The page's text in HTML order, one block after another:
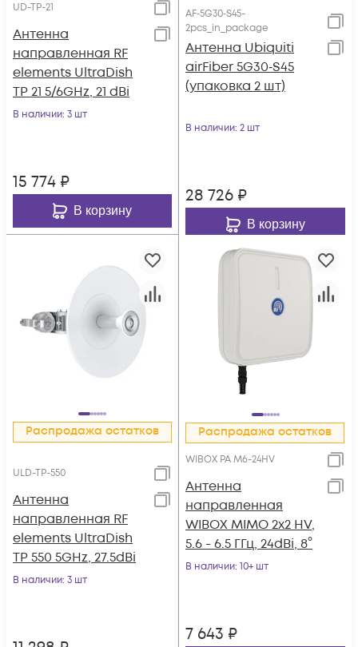
UD-TP-21
Антенна
направленная RF
elements UltraDish
TP 21 5/6GHz, 21 dBi
В наличии: 3 шт
15 774 ₽
В корзину
AF‑5G30‑S45-
2pcs_in_package
Антенна Ubiquiti
airFiber 5G30‑S45
(упаковка 2 шт)
В наличии: 2 шт
28 726 ₽
В корзину
Распродажа остатков
ULD-TP-550
Антенна
направленная RF
elements UltraDish
TP 550 5GHz, 27.5dBi
В наличии: 3 шт
Распродажа остатков
WIBOX PA M6-24HV
Антенна
направленная
WIBOX MIMO 2x2 HV,
5.6 - 6.5 ГГц, 24dBi, 8°
В наличии: 10+ шт
7 643 ₽